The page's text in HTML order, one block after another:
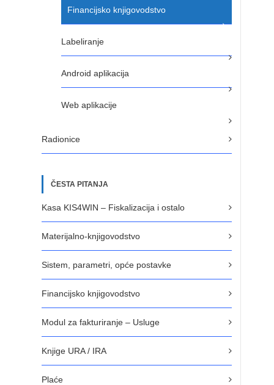
Financijsko knjigovodstvo
Labeliranje
Android aplikacija
Web aplikacije
Radionice
ČESTA PITANJA
Kasa KIS4WIN – Fiskalizacija i ostalo
Materijalno-knjigovodstvo
Sistem, parametri, opće postavke
Financijsko knjigovodstvo
Modul za fakturiranje – Usluge
Knjige URA / IRA
Plaće